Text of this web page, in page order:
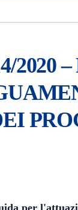
2020 –
per